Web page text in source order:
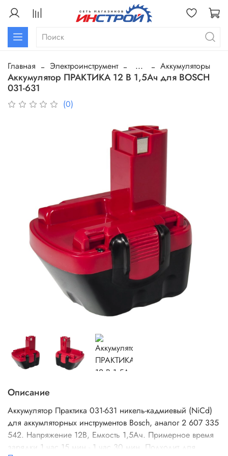
Главная Электроинструмент ... Аккумуляторы
Аккумулятор ПРАКТИКА 12 В 1,5Ач для BOSCH
031-631
(0)
Описание
Аккумулятор Практика 031-631 никель-кадмиевый (NiCd)
для аккумляторных инструментов Bosch, аналог 2 607 335
542. Напряжение 12В, Емкость 1,5Ач. Примерное время
зарядки 1 час 15 мин - 1 час 30 мин. Подходит для